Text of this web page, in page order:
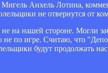
Анхель Лотина,
не отвернутся от
на нашей стороне. Могли
по игре. Считаю, что
будут продолжать